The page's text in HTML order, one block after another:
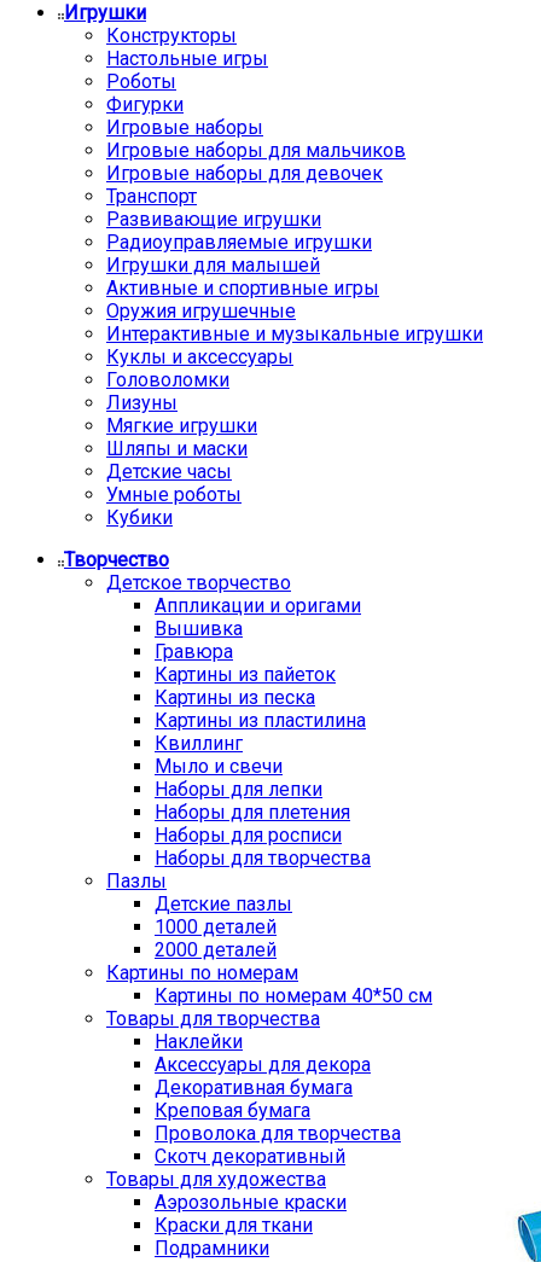
Игрушки
Конструкторы
Настольные игры
Роботы
Фигурки
Игровые наборы
Игровые наборы для мальчиков
Игровые наборы для девочек
Транспорт
Развивающие игрушки
Радиоуправляемые игрушки
Игрушки для малышей
Активные и спортивные игры
Оружия игрушечные
Интерактивные и музыкальные игрушки
Куклы и аксессуары
Головоломки
Лизуны
Мягкие игрушки
Шляпы и маски
Детские часы
Умные роботы
Кубики
Творчество
Детское творчество
Аппликации и оригами
Вышивка
Гравюра
Картины из пайеток
Картины из песка
Картины из пластилина
Квиллинг
Мыло и свечи
Наборы для лепки
Наборы для плетения
Наборы для росписи
Наборы для творчества
Пазлы
Детские пазлы
1000 деталей
2000 деталей
Картины по номерам
Картины по номерам 40*50 см
Товары для творчества
Наклейки
Аксессуары для декора
Декоративная бумага
Креповая бумага
Проволока для творчества
Скотч декоративный
Товары для художества
Аэрозольные краски
Краски для ткани
Подрамники